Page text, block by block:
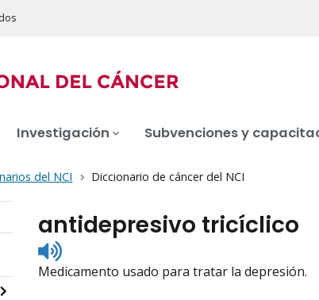
Investigación Subvenciones y
del NCI Diccionario de cáncer del NCI
antidepresivo tricíclico
Listen
to
pronunciation
Medicamento usado para tratar la depresión.